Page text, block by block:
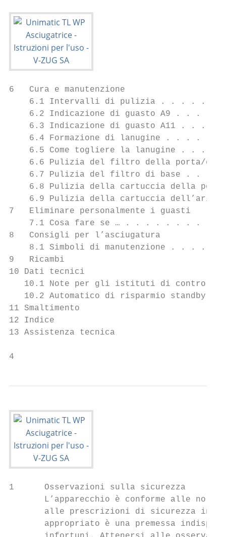
6   Cura e manutenzione
6.1 Intervalli di pulizia . . . . . .
6.2 Indicazione di guasto A9 . . . .
6.3 Indicazione di guasto A11 . . . .
6.4 Formazione di lanugine . . . . .
6.5 Come togliere la lanugine . . . .
6.6 Pulizia del filtro della porta/
6.7 Pulizia del filtro di base . . .
6.8 Pulizia della cartuccia della
6.9 Pulizia della cartuccia dell’aria
7   Eliminare personalmente i
7.1 Cosa fare se … . . . . . . . . .
8   Consigli per l’asciugatura
8.1 Simboli di manutenzione . . . . .
9   Ricambi
10 Dati tecnici
10.1 Note per gli istituti di
10.2 Automatico di risparmio standby .
11 Smaltimento
12 Indice
13 Assistenza tecnica
4
1      Osservazioni sulla sicurezza
L’apparecchio è conforme alle norme
alle prescrizioni di sicurezza in
appropriato è una premessa